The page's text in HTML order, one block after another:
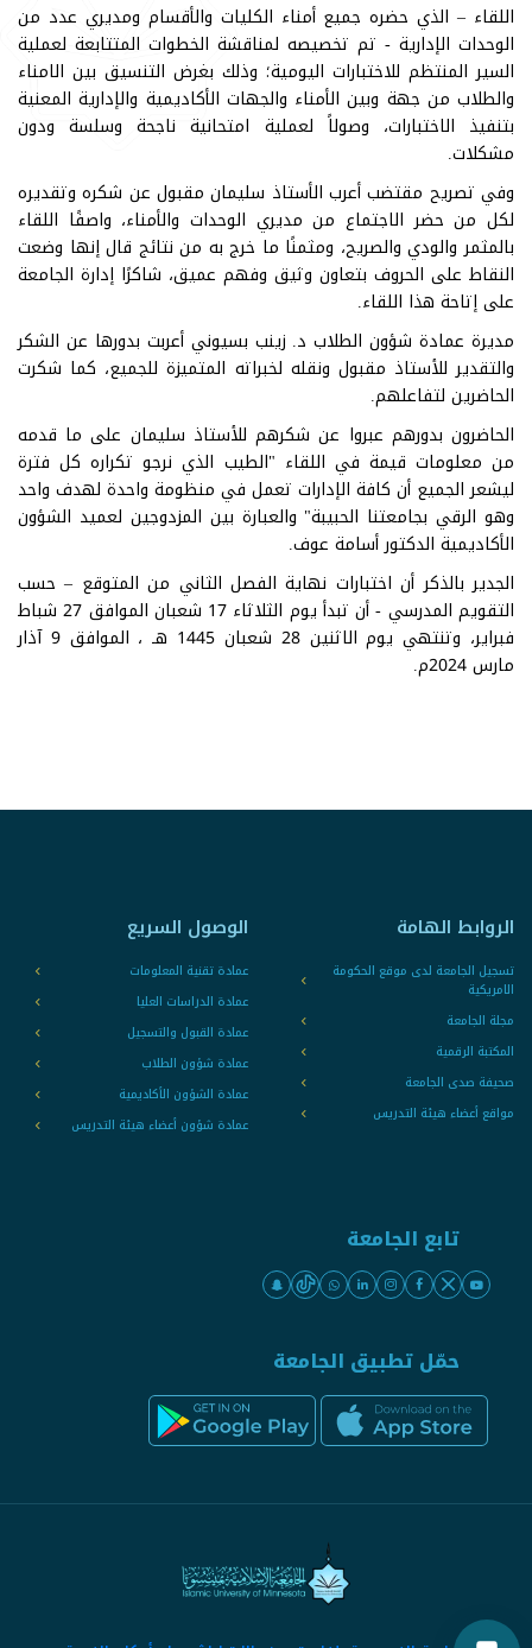
اللقاء – الذي حضره جميع أمناء الكليات والأقسام ومديري عدد من
الوحدات الإدارية - تم تخصيصه لمناقشة الخطوات المتتابعة لعملية
السير المنتظم للاختبارات اليومية؛ وذلك بغرض التنسيق بين الامناء
والطلاب من جهة وبين الأمناء والجهات الأكاديمية والإدارية المعنية
بتنفيذ الاختبارات، وصولاً لعملية امتحانية ناجحة وسلسة ودون
مشكلات.
وفي تصريح مقتضب أعرب الأستاذ سليمان مقبول عن شكره وتقديره
لكل من حضر الاجتماع من مديري الوحدات والأمناء، واصفًا اللقاء
بالمثمر والودي والصريح، ومثمنًا ما خرج به من نتائج قال إنها وضعت
النقاط على الحروف بتعاون وثيق وفهم عميق، شاكرًا إدارة الجامعة
على إتاحة هذا اللقاء.
مديرة عمادة شؤون الطلاب د. زينب بسيوني أعربت بدورها عن الشكر
والتقدير للأستاذ مقبول ونقله لخبراته المتميزة للجميع، كما شكرت
الحاضرين لتفاعلهم.
الحاضرون بدورهم عبروا عن شكرهم للأستاذ سليمان على ما قدمه
من معلومات قيمة في اللقاء "الطيب الذي نرجو تكراره كل فترة
ليشعر الجميع أن كافة الإدارات تعمل في منظومة واحدة لهدف واحد
وهو الرقي بجامعتنا الحبيبة" والعبارة بين المزدوجين لعميد الشؤون
الأكاديمية الدكتور أسامة عوف.
الجدير بالذكر أن اختبارات نهاية الفصل الثاني من المتوقع – حسب
التقويم المدرسي - أن تبدأ يوم الثلاثاء 17 شعبان الموافق 27 شباط
فبراير، وتنتهي يوم الاثنين 28 شعبان 1445 هـ ، الموافق 9 آذار
مارس 2024م.
الروابط الهامة
تسجيل الجامعة لدى موقع الحكومة
الامريكية
مجلة الجامعة
المكتبة الرقمية
صحيفة صدى الجامعة
مواقع أعضاء هيئة التدريس
الوصول السريع
عمادة تقنية المعلومات
عمادة الدراسات العليا
عمادة القبول والتسجيل
عمادة شؤون الطلاب
عمادة الشؤون الأكاديمية
عمادة شؤون أعضاء هيئة التدريس
تابع الجامعة
حمّل تطبيق الجامعة